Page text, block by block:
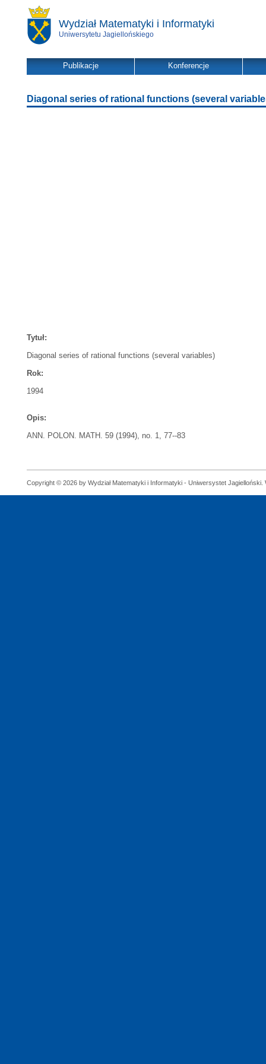
Wydział Matematyki i Informatyki
Uniwersytetu Jagiellońskiego
Publikacje Konferencje
Diagonal series of rational functions (several
Tytuł:
Diagonal series of rational functions (several variables)
Rok:
1994
Opis:
ANN. POLON. MATH. 59 (1994), no. 1, 77--83
Copyright © 2026 by Wydział Matematyki i Informatyki - Uniwersystet